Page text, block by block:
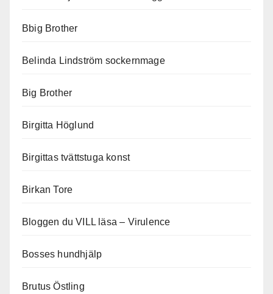
Bbig Brother
Belinda Lindström sockernmage
Big Brother
Birgitta Höglund
Birgittas tvättstuga konst
Birkan Tore
Bloggen du VILL läsa – Virulence
Bosses hundhjälp
Brutus Östling